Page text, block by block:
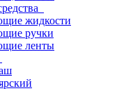
жидкости
ручки
ленты